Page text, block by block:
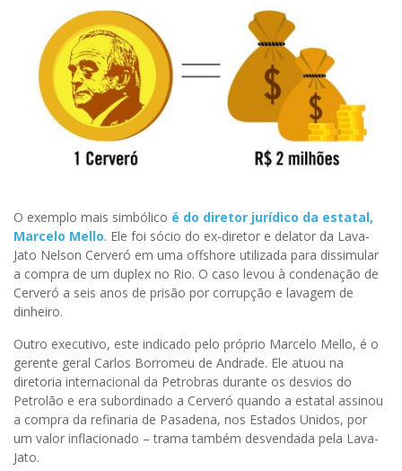
O exemplo mais simbólico é do diretor jurídico da estatal,
Marcelo Mello. Ele foi sócio do ex-diretor e delator da Lava-
Jato Nelson Cerveró em uma offshore utilizada para dissimular
a compra de um duplex no Rio. O caso levou à condenação de
Cerveró a seis anos de prisão por corrupção e lavagem de
dinheiro.
Outro executivo, este indicado pelo próprio Marcelo Mello, é o
gerente geral Carlos Borromeu de Andrade. Ele atuou na
diretoria internacional da Petrobras durante os desvios do
Petrolão e era subordinado a Cerveró quando a estatal assinou
a compra da refinaria de Pasadena, nos Estados Unidos, por
um valor inflacionado – trama também desvendada pela Lava-
Jato.